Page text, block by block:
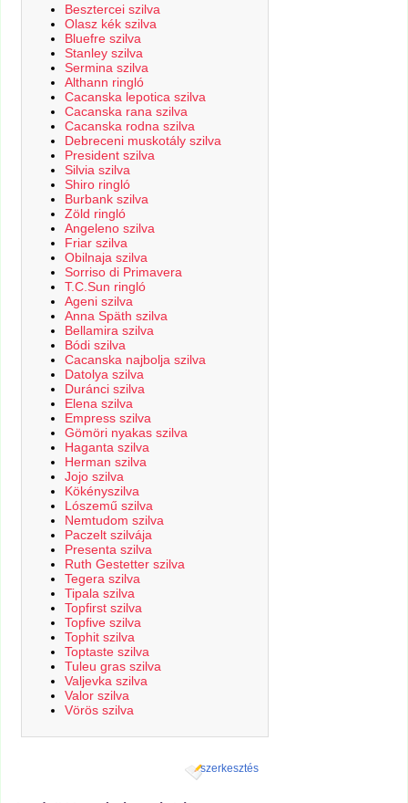
Besztercei szilva
Olasz kék szilva
Bluefre szilva
Stanley szilva
Sermina szilva
Althann ringló
Cacanska lepotica szilva
Cacanska rana szilva
Cacanska rodna szilva
Debreceni muskotály szilva
President szilva
Silvia szilva
Shiro ringló
Burbank szilva
Zöld ringló
Angeleno szilva
Friar szilva
Obilnaja szilva
Sorriso di Primavera
T.C.Sun ringló
Ageni szilva
Anna Späth szilva
Bellamira szilva
Bódi szilva
Cacanska najbolja szilva
Datolya szilva
Duránci szilva
Elena szilva
Empress szilva
Gömöri nyakas szilva
Haganta szilva
Herman szilva
Jojo szilva
Kökényszilva
Lószemű szilva
Nemtudom szilva
Paczelt szilvája
Presenta szilva
Ruth Gestetter szilva
Tegera szilva
Tipala szilva
Topfirst szilva
Topfive szilva
Tophit szilva
Toptaste szilva
Tuleu gras szilva
Valjevka szilva
Valor szilva
Vörös szilva
szerkesztés